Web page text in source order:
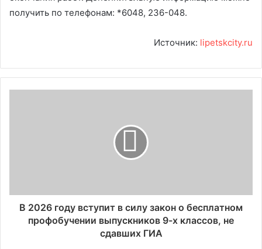
получить по телефонам: *6048, 236-048.
Источник: lipetskcity.ru
В 2026 году вступит в силу закон о бесплатном
профобучении выпускников 9-х классов, не
сдавших ГИА